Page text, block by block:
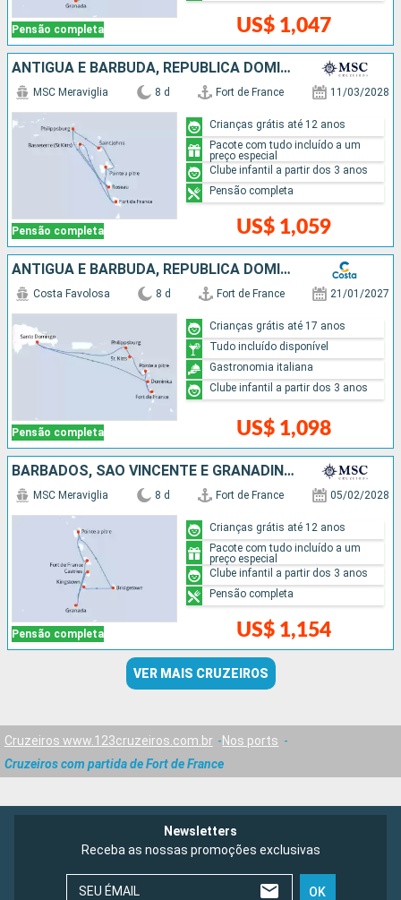
Pensão completa US$ 1,047
ANTIGUA E BARBUDA, REPUBLICA DOMINICANA
Pensão completa
MSC Meraviglia 8 d Fort de France 11/03/2028
US$ 1,059
Crianças grátis até 12 anos
Pacote com tudo incluído a um
preço especial
Clube infantil a partir dos 3 anos
Pensão completa
ANTIGUA E BARBUDA, REPUBLICA DOMINICANA
Pensão completa
Costa Favolosa 8 d Fort de France 21/01/2027
US$ 1,098
Crianças grátis até 17 anos
Tudo incluído disponível
Gastronomia italiana
Clube infantil a partir dos 3 anos
BARBADOS, SÃO VINCENTE E GRANADINAS, SANTA LUCIA, GRENADA
Pensão completa
MSC Meraviglia 8 d Fort de France 05/02/2028
US$ 1,154
Crianças grátis até 12 anos
Pacote com tudo incluído a um
preço especial
Clube infantil a partir dos 3 anos
Pensão completa
VER MAIS CRUZEIROS
Cruzeiros www.123cruzeiros.com.br
Nos ports
Cruzeiros com partida de Fort de France
Newsletters
Receba as nossas promoções exclusivas
SEU ÉMAIL OK